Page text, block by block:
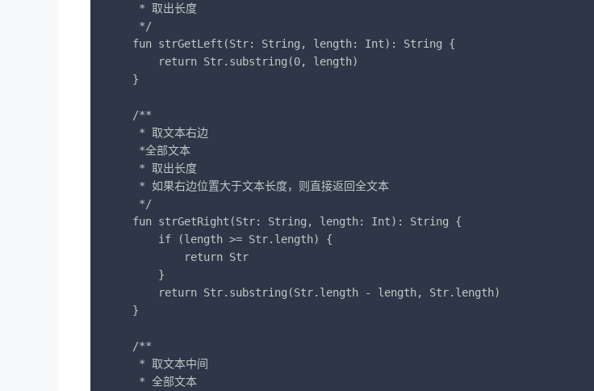
     * 取出长度
     */
    fun strGetLeft(Str: String, length: Int): String {
        return Str.substring(0, length)
    }
    /**
     * 取文本右边
     *全部文本
     * 取出长度
     * 如果右边位置大于文本长度，则直接返回全文本
     */
    fun strGetRight(Str: String, length: Int): String {
        if (length >= Str.length) {
            return Str
        }
        return Str.substring(Str.length - length, Str.length)
    }
    /**
     * 取文本中间
     * 全部文本